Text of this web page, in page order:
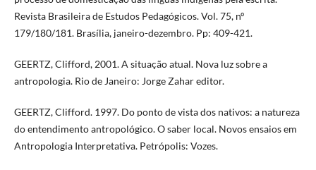
Revista Brasileira de Estudos Pedagógicos. Vol. 75, nº
179/180/181. Brasília, janeiro-dezembro. Pp: 409-421.
GEERTZ, Clifford, 2001. A situação atual. Nova luz sobre a
antropologia. Rio de Janeiro: Jorge Zahar editor.
GEERTZ, Clifford. 1997. Do ponto de vista dos nativos: a natureza
do entendimento antropológico. O saber local. Novos ensaios em
Antropologia Interpretativa. Petrópolis: Vozes.